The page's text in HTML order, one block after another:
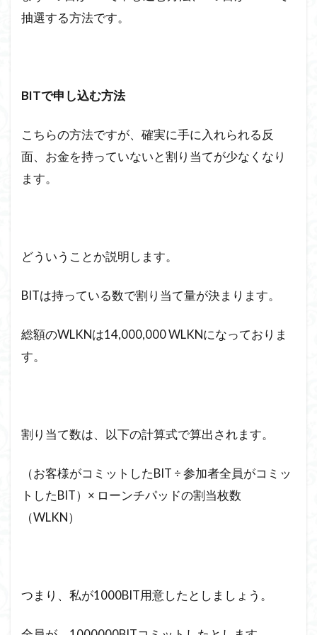
抽選する方法です。
BITで申し込む方法
こちらの方法ですが、確実に手に入れられる反
面、お金を持っていないと割り当てが少なくなり
ます。
どういうことか説明します。
BITは持っている数で割り当て量が決まります。
総額のWLKNは14,000,000 WLKNになっておりま
す。
割り当て数は、以下の計算式で算出されます。
（お客様がコミットしたBIT ÷ 参加者全員がコミッ
トしたBIT）× ローンチパッドの割当枚数
（WLKN）
つまり、私が1000BIT用意したとしましょう。